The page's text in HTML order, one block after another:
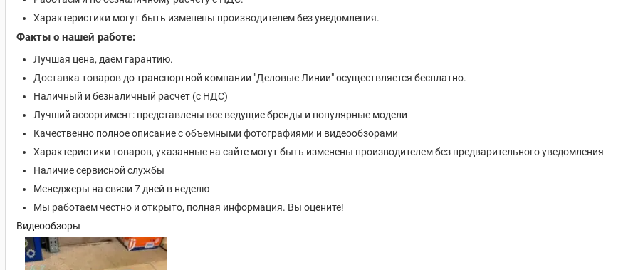
Характеристики могут быть изменены производителем без уведомления.
Факты о нашей работе:
Лучшая цена, даем гарантию.
Доставка товаров до транспортной компании "Деловые Линии" осуществляется бесплатно.
Наличный и безналичный расчет (с НДС)
Лучший ассортимент: представлены все ведущие бренды и популярные модели
Качественно полное описание с объемными фотографиями и видеообзорами
Характеристики товаров, указанные на сайте могут быть изменены производителем без предварительного уведомления
Наличие сервисной службы
Менеджеры на связи 7 дней в неделю
Мы работаем честно и открыто, полная информация. Вы оцените!
Видеообзоры